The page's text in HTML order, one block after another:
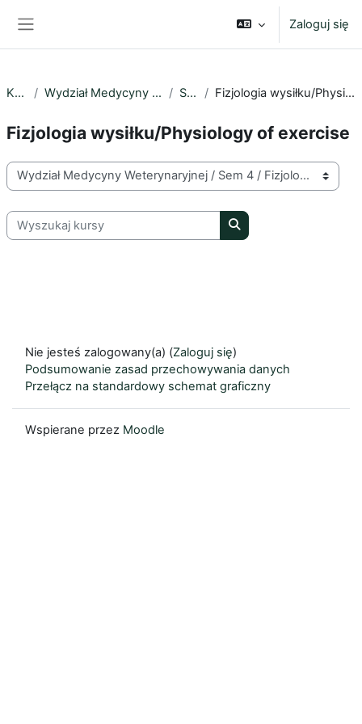
Zaloguj się
Kursy Wydział Medycyny Weterynaryjnej Sem 4 Fizjologia wysiłku/Physiology of exercise
Fizjologia wysiłku/Physiology of exercise
Kategorie kursów
Wyszukaj kursy
Wyszukaj kursy
Nie jesteś zalogowany(a) (Zaloguj się)
Podsumowanie zasad przechowywania danych
Przełącz na standardowy schemat graficzny
Wspierane przez Moodle